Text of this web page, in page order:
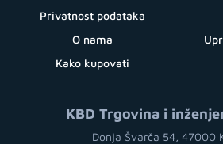
Privatnost podataka
O nama
Kako kupovati
KBD Trgovina i
Donja Švarča 54, 47000